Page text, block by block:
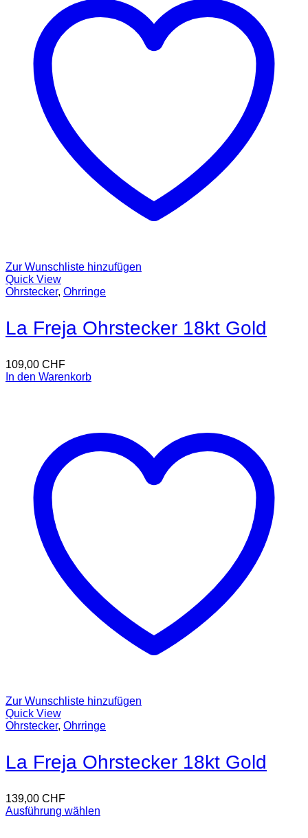
Zur Wunschliste hinzufügen
Quick View
Ohrstecker, Ohrringe
La Freja Ohrstecker 18kt Gold
109,00 CHF
In den Warenkorb
Zur Wunschliste hinzufügen
Quick View
Ohrstecker, Ohrringe
La Freja Ohrstecker 18kt Gold
139,00 CHF
Ausführung wählen